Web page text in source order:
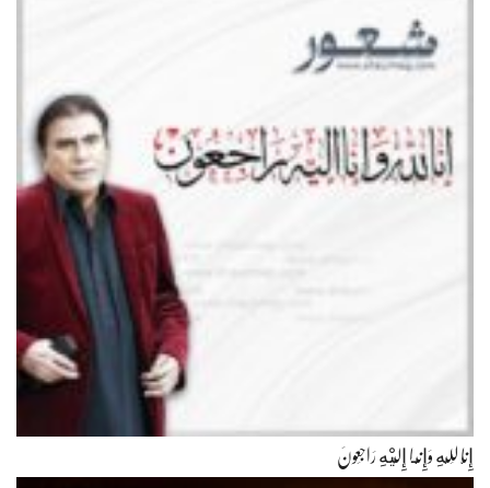
إِنَّا لِلّهِ وَإِنَّـا إِلَيْهِ رَاجِعونَ